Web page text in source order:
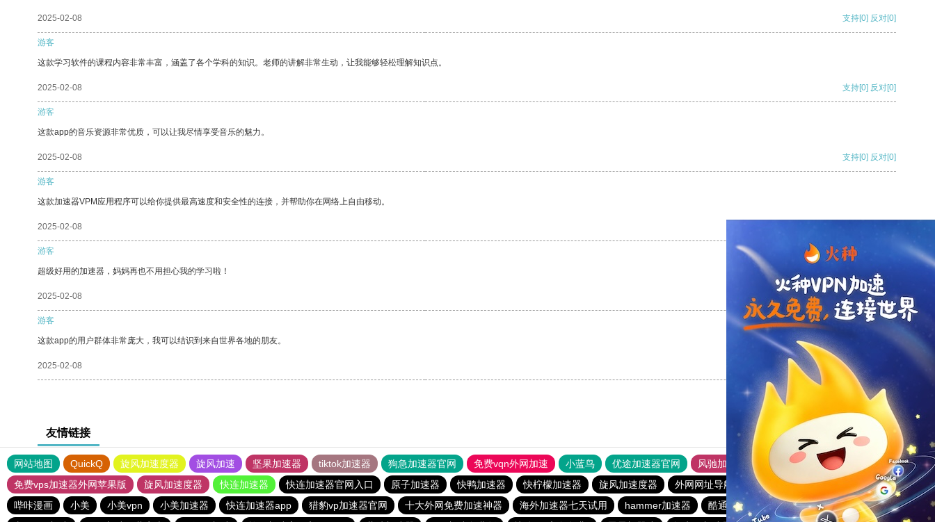
2025-02-08 支持[0] 反对[0]
游客
这款学习软件的课程内容非常丰富，涵盖了各个学科的知识。老师的讲解非常生动，让我能够轻松理解知识点。
2025-02-08 支持[0] 反对[0]
游客
这款app的音乐资源非常优质，可以让我尽情享受音乐的魅力。
2025-02-08 支持[0] 反对[0]
游客
这款加速器VPM应用程序可以给你提供最高速度和安全性的连接，并帮助你在网络上自由移动。
2025-02-08
游客
超级好用的加速器，妈妈再也不用担心我的学习啦！
2025-02-08 支持 [0] 反对 [0]
游客
这款app的用户群体非常庞大，我可以结识到来自世界各地的朋友。
2025-02-08 支持
友情链接
网站地图 QuickQ 旋风加速度器 旋风加速 坚果加速器 tiktok加速器 狗急加速器官网 免费vqn外网加速 小蓝鸟 优途加速器官网 风驰加速器
旋风加速器
免费vps加速器外网苹果版
旋风加速度器 快连加速器 快连加速器官网入口 原子加速器 快鸭加速器 快柠檬加速器 旋风加速度器 外网网址导航 软件中心 雷霆加速
狂飙加速器
哔咔漫画
小美 小美vpn 小美加速器 快连加速器app 猎豹vp加速器官网 十大外网免费加速神器 海外加速器七天试用 hammer加速器 酷通加速器 黑洞nvp加速器
大象加速器